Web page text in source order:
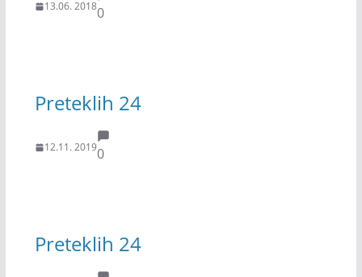
13.06. 20180
Preteklih 24
12.11. 20190
Preteklih 24